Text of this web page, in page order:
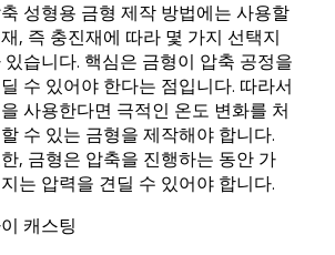
성형용 금형 제작 방법에는 사용할
, 즉 충진재에 따라 몇 가지 선택지
있습니다. 핵심은 금형이 압축 공정을
수 있어야 한다는 점입니다. 따라서
사용한다면 극적인 온도 변화를 처
수 있는 금형을 제작해야 합니다.
, 금형은 압축을 진행하는 동안 가
는 압력을 견딜 수 있어야 합니다.
캐스팅